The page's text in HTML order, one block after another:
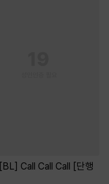
[BL] Call Call Call [단행